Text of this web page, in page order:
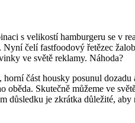
s velikostí hamburgeru se v
čelí fastfoodový řetězec
ve světě reklamy. Náhoda?
část housky posunul
Skutečně můžeme ve
je zkrátka důležité,